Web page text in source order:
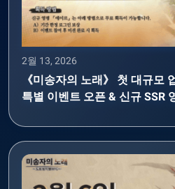
2월 13, 2026
《미송자의 노래》 첫 대규모
특별 이벤트 오픈 & 신규 SSR